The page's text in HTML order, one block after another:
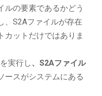
ルの要素であるかどう
、S2Aファイルが存在
カットだけではありま
実行し、S2Aファイル
ースがシステムにある